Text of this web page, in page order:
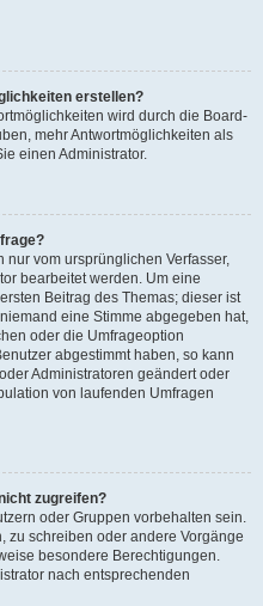
erstellen?
wird durch die Board-
mehr Antwortmöglichkeiten als
einen Administrator.
vom ursprünglichen Verfasser,
bearbeitet werden. Um eine
Beitrag des Themas; dieser ist
eine Stimme abgegeben hat,
oder die Umfrageoption
abgestimmt haben, so kann
Administratoren geändert oder
von laufenden Umfragen
zugreifen?
oder Gruppen vorbehalten sein.
zu schreiben oder andere Vorgänge
besondere Berechtigungen.
nach entsprechenden